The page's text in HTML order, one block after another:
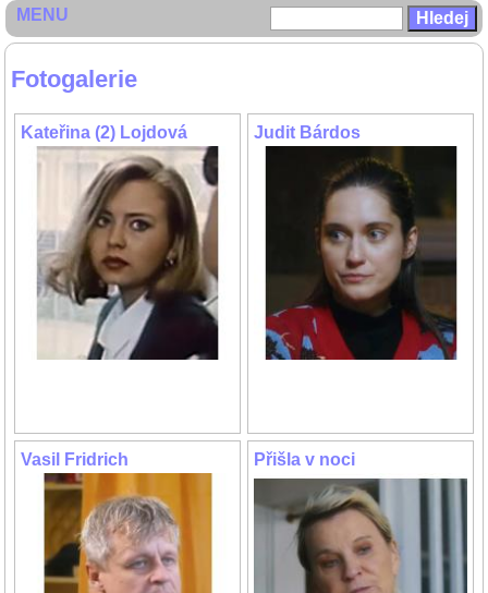
Fotogalerie
Kateřina (2) Lojdová Judit Bárdos
Vasil Fridrich Přišla v noci
MENU